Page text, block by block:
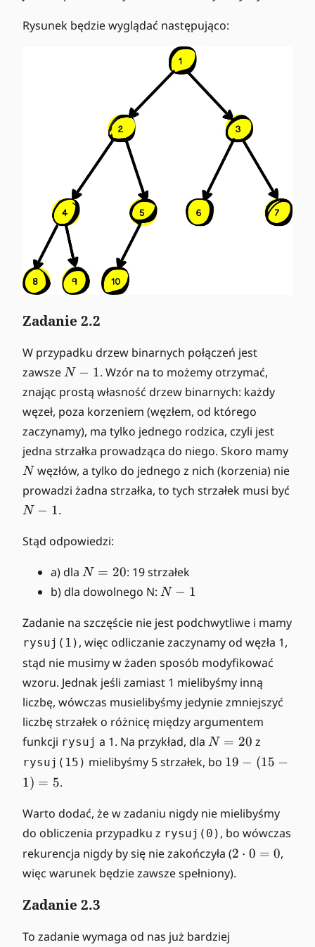
1
1
0
Rysunek będzie wyglądać następująco:
Zadanie 2.2
W przypadku drzew binarnych połączeń jest
zawsze N
-
N − 1. Wzór na to możemy otrzymać,
znając prostą własność drzew binarnych: każdy
węzeł, poza korzeniem (węzłem, od którego
zaczynamy), ma tylko jednego rodzica, czyli jest
jedna strzałka prowadząca do niego. Skoro mamy
N węzłów, a tylko do jednego z nich (korzenia) nie
prowadzi żadna strzałka, to tych strzałek musi być
N − 1.
Stąd odpowiedzi:
a) dla N
=
2
0
N = 20: 19 strzałek
b) dla dowolnego N: N
1
N − 1
Zadanie na szczęście nie jest podchwytliwe i mamy
rysuj(1) , więc odliczanie zaczynamy od węzła 1,
stąd nie musimy w żaden sposób modyfikować
wzoru. Jednak jeśli zamiast 1 mielibyśmy inną
liczbę, wówczas musielibyśmy jedynie zmniejszyć
liczbę strzałek o różnicę między argumentem
funkcji rysuj a 1. Na przykład, dla N
=
2
N = 20 z
rysuj(15) mielibyśmy 5 strzałek, bo 1
(
1
5
-
1
19 − (15 −
1) = 5.
Warto dodać, że w zadaniu nigdy nie mielibyśmy
do obliczenia przypadku z rysuj(0) , bo wówczas
rekurencja nigdy by się nie zakończyła (2
\
c
2 ⋅ 0 = 0,
więc warunek będzie zawsze spełniony).
Zadanie 2.3
To zadanie wymaga od nas już bardziej